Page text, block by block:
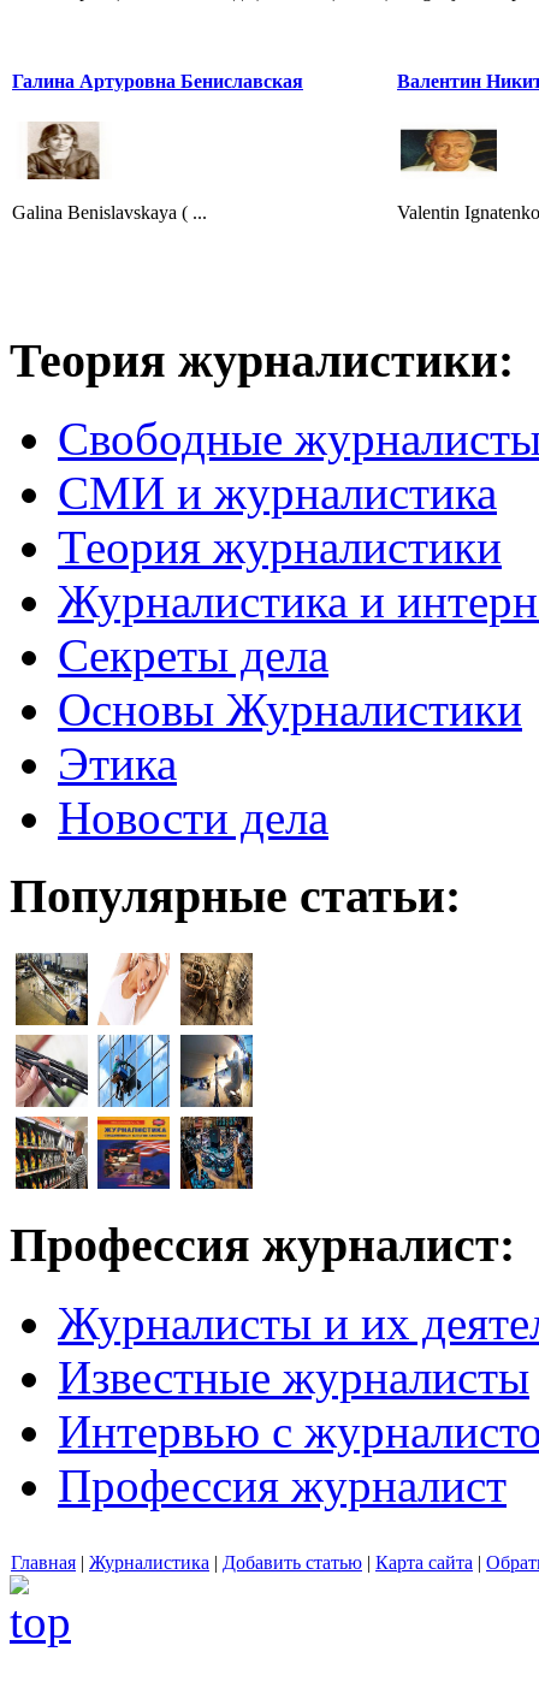
Галина Артуровна Бениславская
Galina Benislavskaya ( ...
Валентин
Valentin Ignatenko
Теория журналистики:
Свободные
СМИ и журналистика
Теория журналистики
Журналистика и
Секреты дела
Основы Журналистики
Этика
Новости дела
Популярные статьи:
Профессия журналист:
Журналисты и их
Известные журналисты
Интервью с
Профессия журналист
Главная | Журналистика | Добавить статью | Карта сайта |